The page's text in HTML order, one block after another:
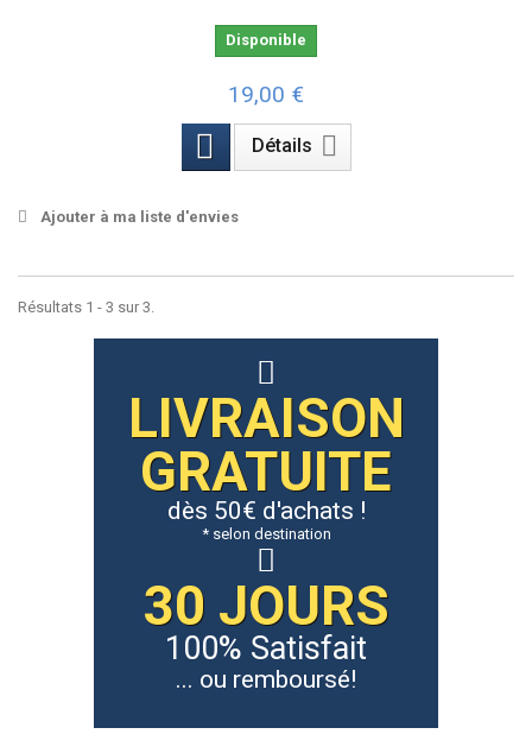
Disponible
19,00 €
Détails
Ajouter à ma liste d'envies
Résultats 1 - 3 sur 3.
LIVRAISON
GRATUITE
dès 50€ d'achats !
* selon destination
30 JOURS
100% Satisfait
... ou remboursé!